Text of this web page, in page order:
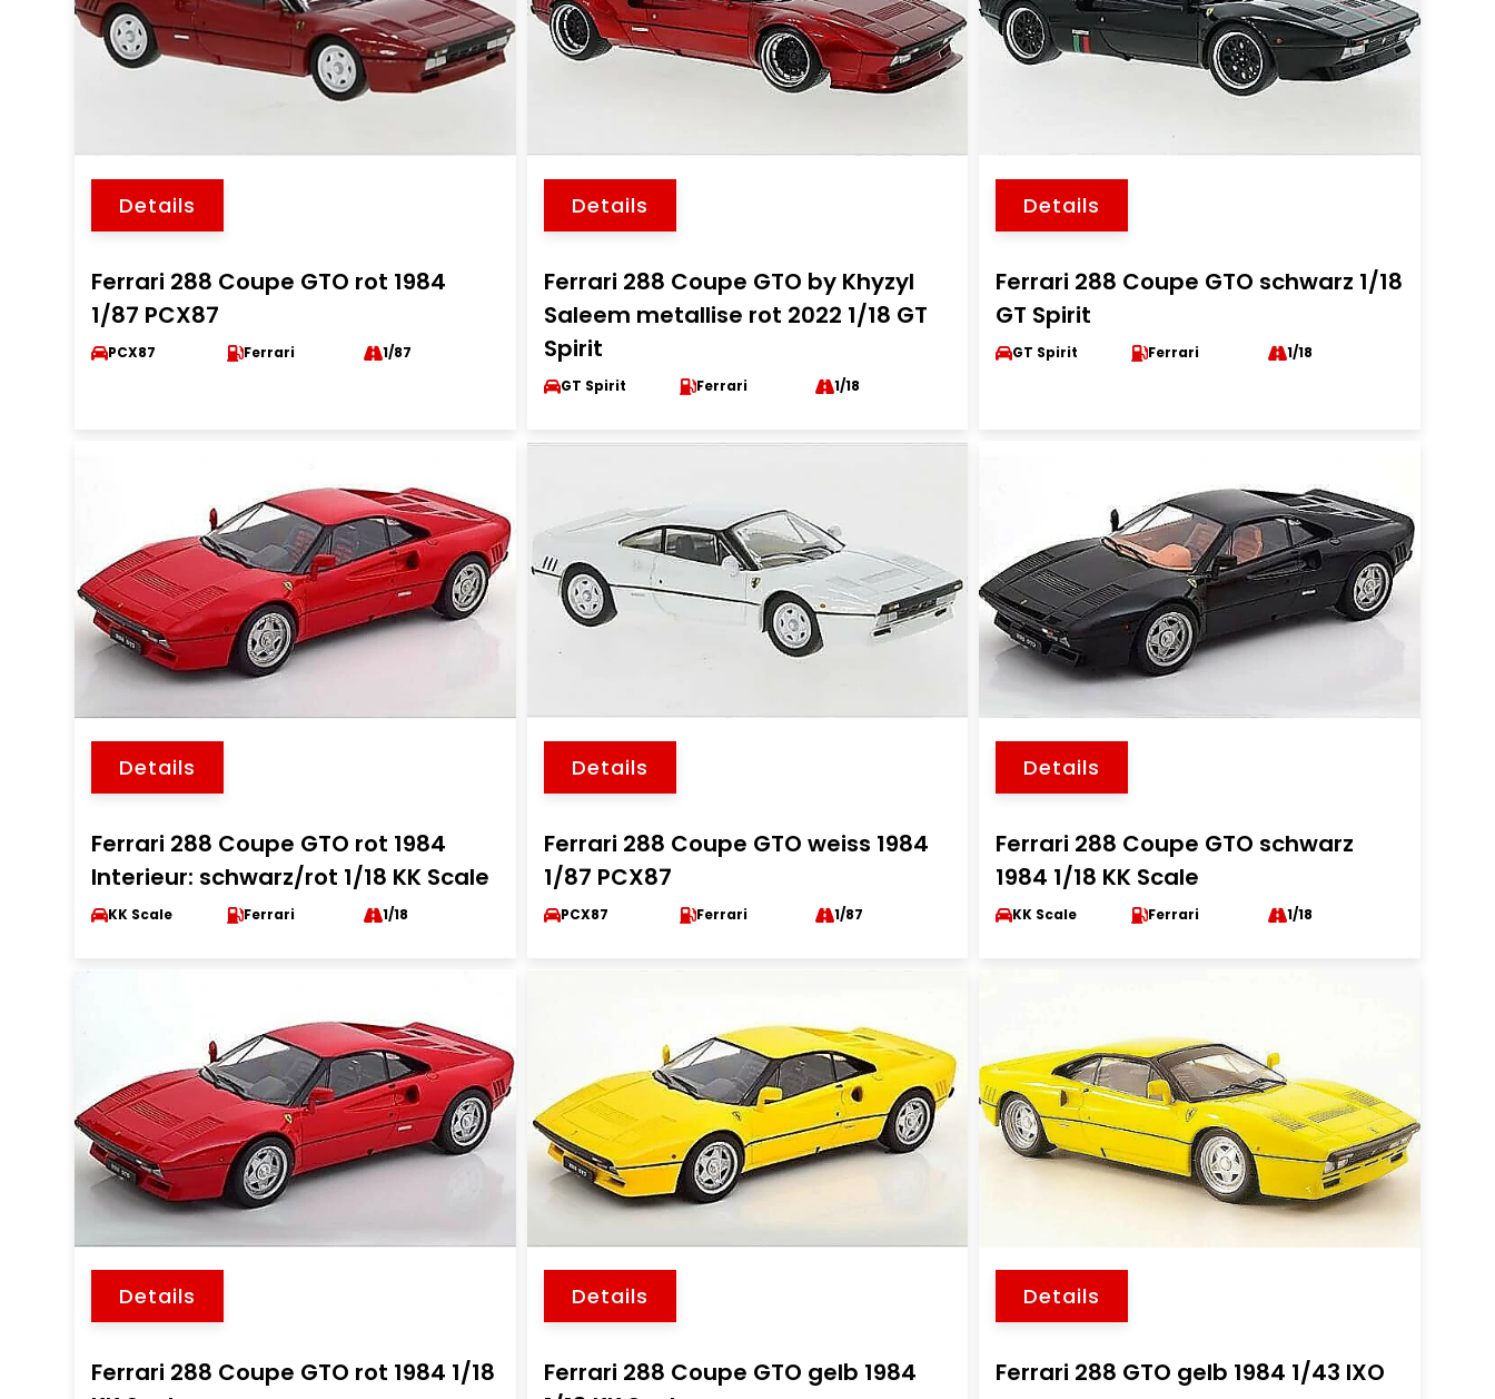
Details
Ferrari 288 Coupe GTO rot 1984
1/87 PCX87
PCX87 Ferrari 1/87
Details
Ferrari 288 Coupe GTO by Khyzyl
Saleem metallise rot 2022 1/18 GT
Spirit
GT Spirit Ferrari 1/18
Details
Ferrari 288 Coupe GTO schwarz 1/18
GT Spirit
GT Spirit Ferrari 1/18
Details
Ferrari 288 Coupe GTO rot 1984
Interieur: schwarz/rot 1/18 KK Scale
KK Scale Ferrari 1/18
Details
Ferrari 288 Coupe GTO weiss 1984
1/87 PCX87
PCX87 Ferrari 1/87
Details
Ferrari 288 Coupe GTO schwarz
1984 1/18 KK Scale
KK Scale Ferrari 1/18
Details
Ferrari 288 Coupe GTO rot 1984 1/18
Details
Ferrari 288 Coupe GTO gelb 1984
Details
Ferrari 288 GTO gelb 1984 1/43 IXO